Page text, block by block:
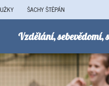
ŠACHY ŠTĚPÁN
Vzdělání, sebevědomí,